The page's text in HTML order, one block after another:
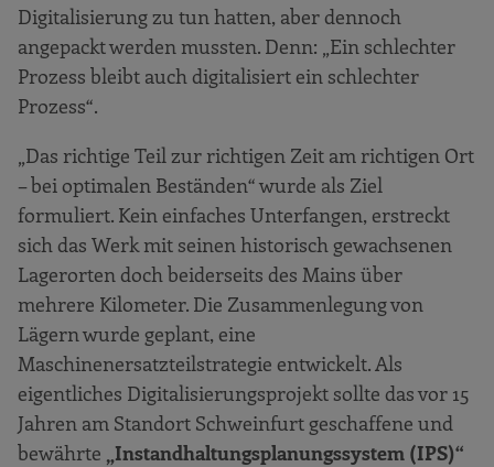
Digitalisierung zu tun hatten, aber dennoch
angepackt werden mussten. Denn: „Ein schlechter
Prozess bleibt auch digitalisiert ein schlechter
Prozess“.
„Das richtige Teil zur richtigen Zeit am richtigen Ort
– bei optimalen Beständen“ wurde als Ziel
formuliert. Kein einfaches Unterfangen, erstreckt
sich das Werk mit seinen historisch gewachsenen
Lagerorten doch beiderseits des Mains über
mehrere Kilometer. Die Zusammenlegung von
Lägern wurde geplant, eine
Maschinenersatzteilstrategie entwickelt. Als
eigentliches Digitalisierungsprojekt sollte das vor 15
Jahren am Standort Schweinfurt geschaffene und
bewährte „Instandhaltungsplanungssystem (IPS)“